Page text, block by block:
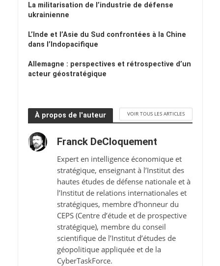
La militarisation de l’industrie de défense
ukrainienne
L’Inde et l’Asie du Sud confrontées à la Chine
dans l’Indopacifique
Allemagne : perspectives et rétrospective d’un
acteur géostratégique
À propos de l'auteur VOIR TOUS LES ARTICLES
Franck DeCloquement
Expert en intelligence économique et
stratégique, enseignant à l’Institut des
hautes études de défense nationale et à
l’Institut de relations internationales et
stratégiques, membre d’honneur du
CEPS (Centre d’étude et de prospective
stratégique), membre du conseil
scientifique de l’Institut d’études de
géopolitique appliquée et de la
CyberTaskForce.